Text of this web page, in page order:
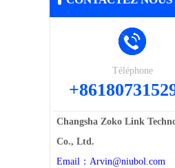
/ CONTACT US
Téléphone
Changsha Zoko Link
Co., Ltd.
Email：Arvin@niubol.com